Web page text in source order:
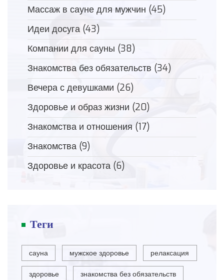
Массаж в сауне для мужчин (45)
Идеи досуга (43)
Компании для сауны (38)
Знакомства без обязательств (34)
Вечера с девушками (26)
Здоровье и образ жизни (20)
Знакомства и отношения (17)
Знакомства (9)
Здоровье и красота (6)
Теги
сауна мужское здоровье релаксация
здоровье знакомства без обязательств